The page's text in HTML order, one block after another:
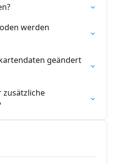
werden
geändert
zusätzliche